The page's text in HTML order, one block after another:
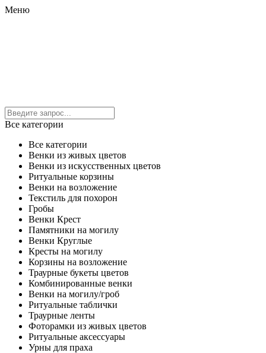
Меню
Все категории
Все категории
Венки из живых цветов
Венки из искусственных цветов
Ритуальные корзины
Венки на возложение
Текстиль для похорон
Гробы
Венки Крест
Памятники на могилу
Венки Круглые
Кресты на могилу
Корзины на возложение
Траурные букеты цветов
Комбинированные венки
Венки на могилу/гроб
Ритуальные таблички
Траурные ленты
Фоторамки из живых цветов
Ритуальные аксессуары
Урны для праха